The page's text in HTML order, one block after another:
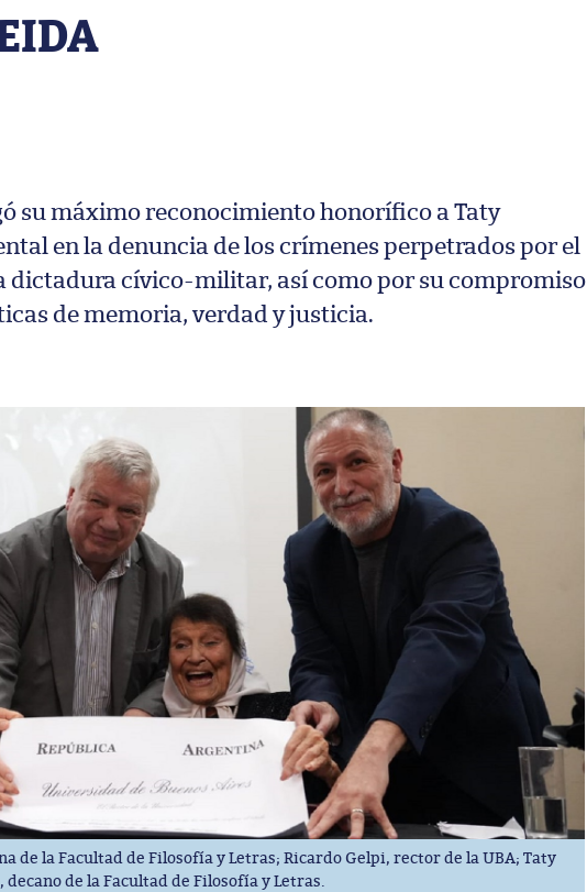
su máximo reconocimiento honorífico a Taty
en la denuncia de los crímenes perpetrados por el
cívico-militar, así como por su compromiso
de memoria, verdad y justicia.
de la Facultad de Filosofía y Letras; Ricardo Gelpi, rector de la UBA; Taty
de la Facultad de Filosofía y Letras.